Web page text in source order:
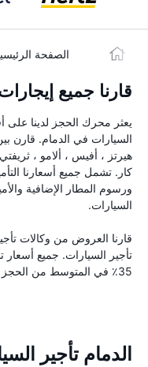
الصفحة
قارنا جميع
يعثر محرك الحجز لدينا
السيارات في الدمام. قارن
هيرتز ، أفيس ، ألامو ،
كار. تشمل جميع أسعارنا
ورسوم المطار الإضافية
السيارات.
قارنا العروض من وكالات
تأجير السيارات. جميع
35٪ في المتوسط من الحجز المباشر.
الدمام تأجير